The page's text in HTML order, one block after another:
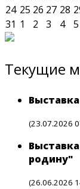
24 25 26 27 28
31 1 2 3 4 5
Текущие
(23.07.2026
родину"
(26.06.2026